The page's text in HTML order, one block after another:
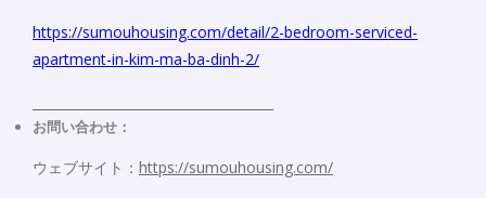
https://sumouhousing.com/detail/2-bedroom-serviced-
apartment-in-kim-ma-ba-dinh-2/
お問い合わせ：
ウェブサイト： https://sumouhousing.com/